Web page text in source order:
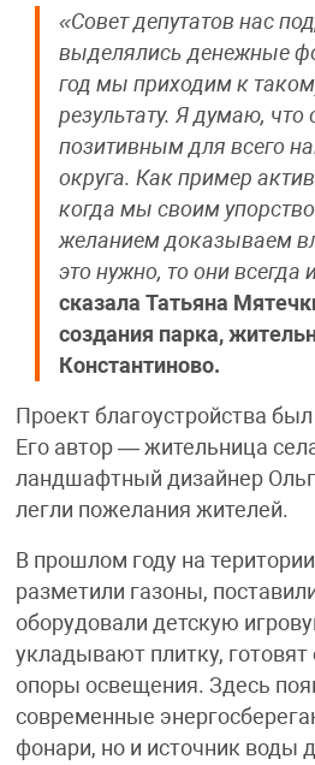
«Совет депутатов нас
выделялись денежные
год мы приходим к
результату. Я думаю, что
позитивным для всего
округа. Как пример
когда мы своим
желанием доказываем
это нужно, то они всегда
сказала Татьяна
создания парка,
Константиново.
Проект благоустройства
Его автор — жительница
ландшафтный дизайнер
легли пожелания жителей.
В прошлом году на
разметили газоны,
оборудовали детскую
укладывают плитку, готовят
опоры освещения. Здесь
современные
фонари, но и источник воды